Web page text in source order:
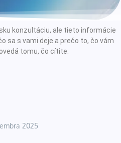
konzultáciu, ale tieto informácie
sa s vami deje a prečo to, čo vám
tomu, čo cítite.
2025